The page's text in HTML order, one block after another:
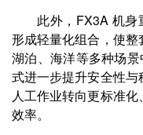
此外，FX3A 机
形成轻量化组合，使整
湖泊、海洋等多种场
式进一步提升安全性
人工作业转向更标准
效率。